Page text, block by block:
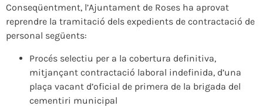
Conseqüentment, l’Ajuntament de Roses ha aprovat
reprendre la tramitació dels expedients de contractació de
personal següents:
Procés selectiu per a la cobertura definitiva,
mitjançant contractació laboral indefinida, d’una
plaça vacant d’oficial de primera de la brigada del
cementiri municipal